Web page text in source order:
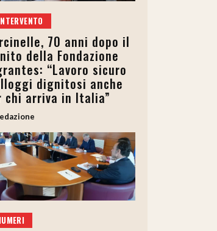
70 anni dopo il
della Fondazione
“Lavoro sicuro
dignitosi anche
chi arriva in Italia”